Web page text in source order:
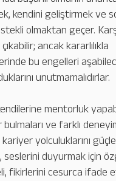
kendini geliştirmek ve
olmaktan geçer.
ancak kararlılıkla
bu engelleri
unutmamalıdırlar.
mentorluk
ve farklı
kariyer yolculuklarını
seslerini duyurmak için
fikirlerini cesurca ifade